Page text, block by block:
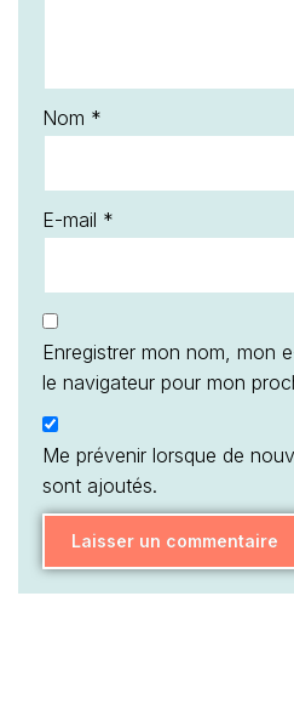
Nom *
E-mail *
Enregistrer mon nom, mon
le navigateur pour mon
Me prévenir lorsque de
sont ajoutés.